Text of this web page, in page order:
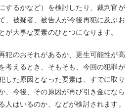
するかなど）を検討したり、裁判官が
、被疑者、被告人が今後再犯に及ぶお
が大事な要素のひとつになります。
犯のおそれがあるか、更生可能性が高
考えるとき、そもそも、今回の犯罪が
した原因となった要素は、すでに取り
、今後、その原因が再び引き金になら
人はいるのか、などが検討されます。